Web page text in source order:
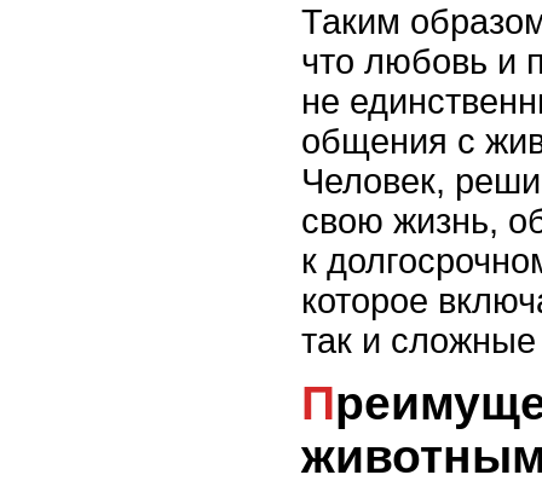
Таким
что любовь и
не
общения с
Человек,
свою жизнь,
к
которое
так и
Преимущества жизни с